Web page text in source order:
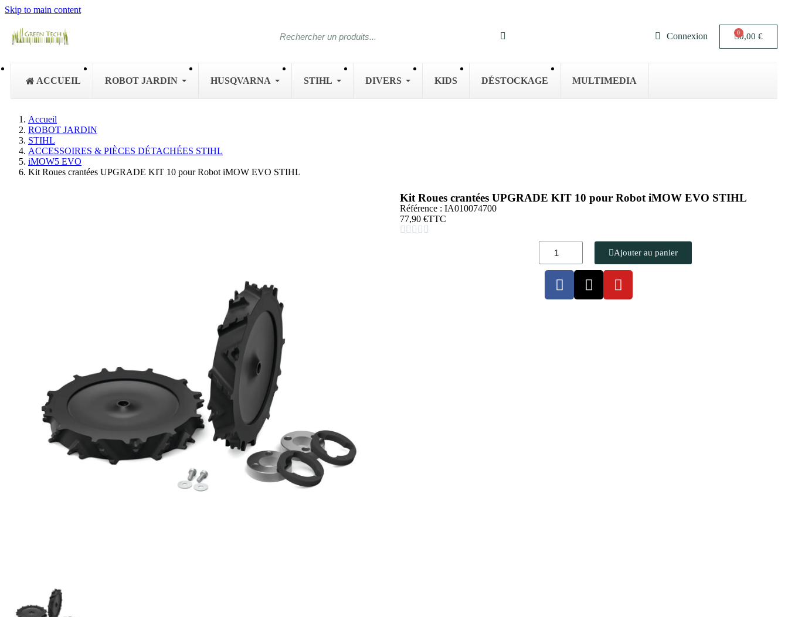
Skip to main content
Connexion 0,00 €
ACCUEIL ROBOT JARDIN HUSQVARNA STIHL DIVERS KIDS DÉSTOCKAGE MULTIMEDIA
Accueil
ROBOT JARDIN
STIHL
ACCESSOIRES & PIÈCES DÉTACHÉES STIHL
iMOW5 EVO
Kit Roues crantées UPGRADE KIT 10 pour Robot iMOW EVO STIHL
Kit Roues crantées UPGRADE KIT 10 pour Robot iMOW EVO STIHL
Référence : IA010074700
77,90 €TTC
    
Ajouter au panier